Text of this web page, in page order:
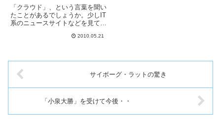
「クラウド」、という言葉を聞い
たことがあるでしょうか。少しIT
系のニュースサイトなどを見てい
ほどですが、そうでない方は余り
コンピューティング」の略で、...
2010.05.21
サイボーグ・ラットの驚き
「小泉大勝」を受けて今後・・